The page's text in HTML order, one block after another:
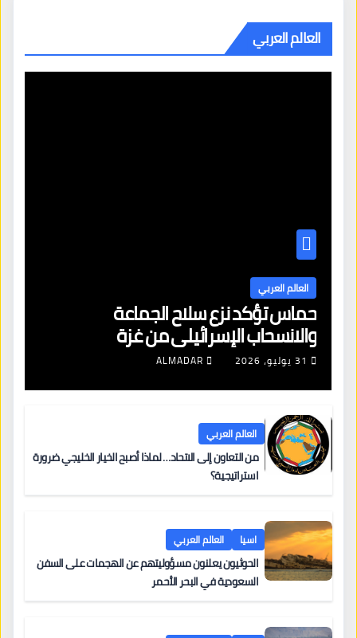
العالم العربي
العالم العربي
حماس تؤكد نزع سلاح الجماعة
والانسحاب الإسرائيلي من غزة
31 يوليو، 2026 ALMADAR
العالم العربي
من التعاون إلى الاتحاد… لماذا أصبح الخيار الخليجي ضرورة
استراتيجية؟
اسيا العالم العربي
الحوثيون يعلنون مسؤوليتهم عن الهجمات على السفن
السعودية في البحر الأحمر